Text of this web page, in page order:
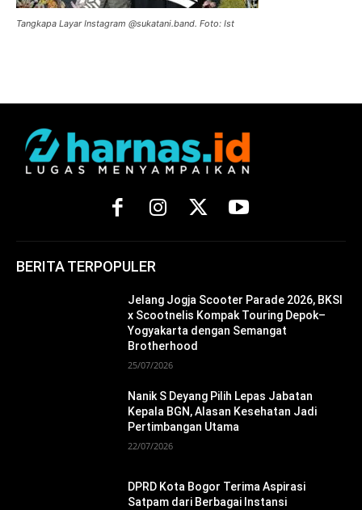
Tangkapa Layar Instagram @sukatani.band. Foto: Ist
BERITA TERPOPULER
Jelang Jogja Scooter Parade 2026, BKSI
x Scootnelis Kompak Touring Depok–
Yogyakarta dengan Semangat
Brotherhood
25/07/2026
Nanik S Deyang Pilih Lepas Jabatan
Kepala BGN, Alasan Kesehatan Jadi
Pertimbangan Utama
22/07/2026
DPRD Kota Bogor Terima Aspirasi
Satpam dari Berbagai Instansi